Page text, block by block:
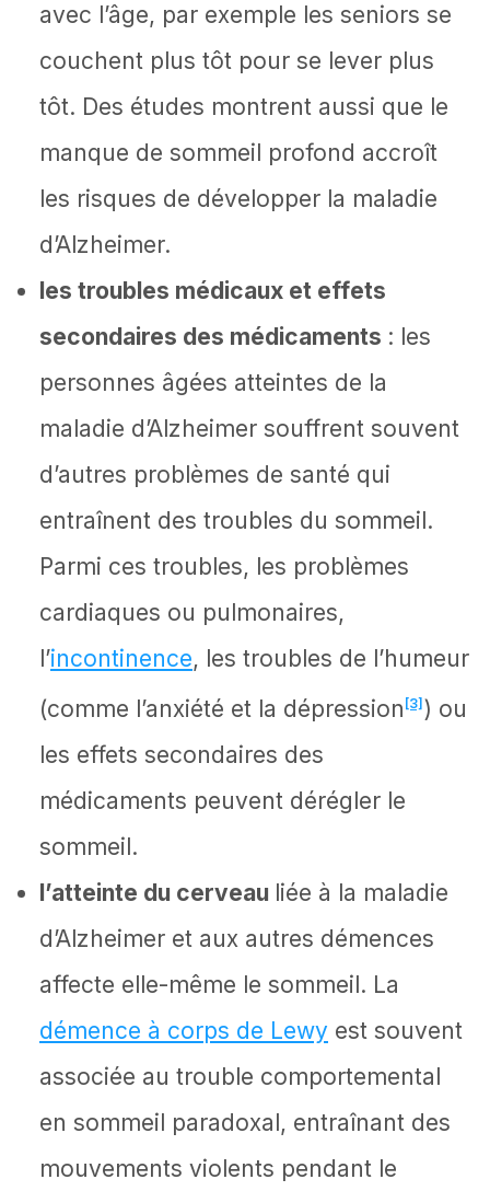
avec l’âge, par exemple les seniors se
couchent plus tôt pour se lever plus
tôt. Des études montrent aussi que le
manque de sommeil profond accroît
les risques de développer la maladie
d’Alzheimer.
les troubles médicaux et effets
secondaires des médicaments : les
personnes âgées atteintes de la
maladie d’Alzheimer souffrent souvent
d’autres problèmes de santé qui
entraînent des troubles du sommeil.
Parmi ces troubles, les problèmes
cardiaques ou pulmonaires,
l’incontinence, les troubles de l’humeur
(comme l’anxiété et la dépression [3] ) ou
les effets secondaires des
médicaments peuvent dérégler le
sommeil.
l’atteinte du cerveau liée à la maladie
d’Alzheimer et aux autres démences
affecte elle-même le sommeil. La
démence à corps de Lewy est souvent
associée au trouble comportemental
en sommeil paradoxal, entraînant des
mouvements violents pendant le